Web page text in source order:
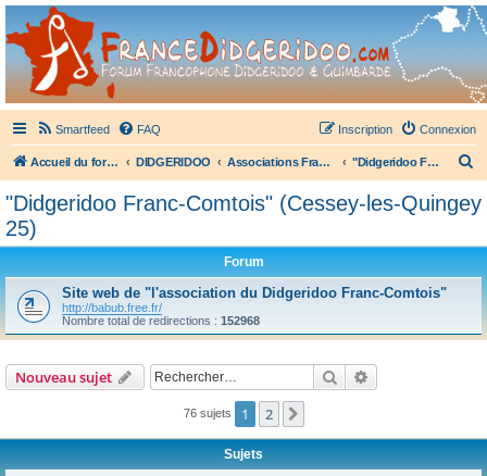
France Didgeridoo
Didgeridoo et Guimbarde sur France Didgeridoo - retrouvez la communauté.
Smartfeed FAQ Connexion
Inscription
Accueil du forum DIDGERIDOO Associations Françaises de Didgeridoo "Didgeridoo Franc-Comtois" (Cessey-les-Quingey 25)
c
h
"Didgeridoo Franc-Comtois" (Cessey-les-Quingey
25)
Forum
Site web de "l'association du Didgeridoo Franc-Comtois"
http://babub.free.fr/
Nombre total de redirections : 152968
Nouveau sujet Rechercher
76 sujets 1 2
Sujets